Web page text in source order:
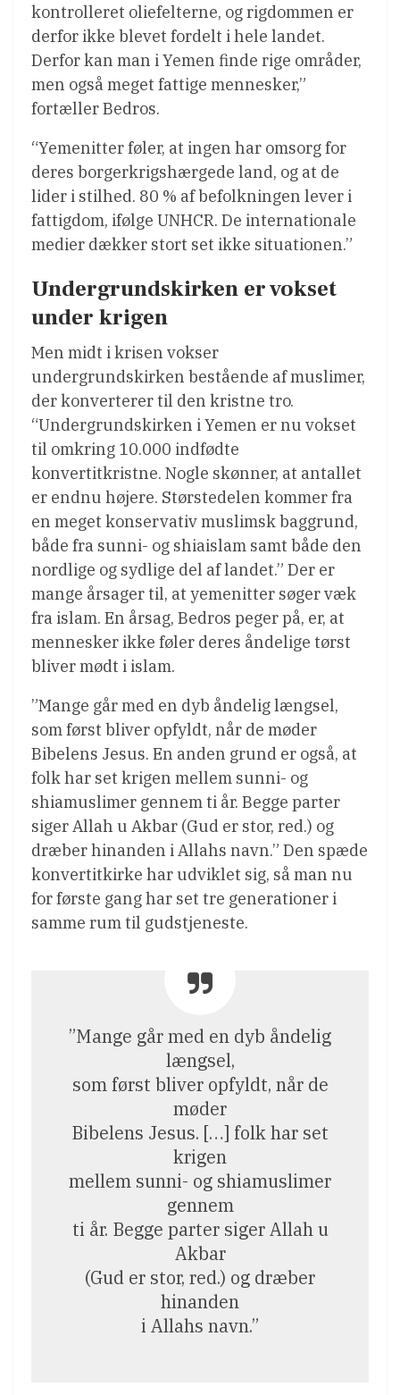
kontrolleret oliefelterne, og rigdommen er
derfor ikke blevet fordelt i hele landet.
Derfor kan man i Yemen finde rige områder,
men også meget fattige mennesker,”
fortæller Bedros.
“Yemenitter føler, at ingen har omsorg for
deres borgerkrigshærgede land, og at de
lider i stilhed. 80 % af befolkningen lever i
fattigdom, ifølge UNHCR. De internationale
medier dækker stort set ikke situationen.”
Undergrundskirken er vokset
under krigen
Men midt i krisen vokser
undergrundskirken bestående af muslimer,
der konverterer til den kristne tro.
“Undergrundskirken i Yemen er nu vokset
til omkring 10.000 indfødte
konvertitkristne. Nogle skønner, at antallet
er endnu højere. Størstedelen kommer fra
en meget konservativ muslimsk baggrund,
både fra sunni- og shiaislam samt både den
nordlige og sydlige del af landet.” Der er
mange årsager til, at yemenitter søger væk
fra islam. En årsag, Bedros peger på, er, at
mennesker ikke føler deres åndelige tørst
bliver mødt i islam.
”Mange går med en dyb åndelig længsel,
som først bliver opfyldt, når de møder
Bibelens Jesus. En anden grund er også, at
folk har set krigen mellem sunni- og
shiamuslimer gennem ti år. Begge parter
siger Allah u Akbar (Gud er stor, red.) og
dræber hinanden i Allahs navn.” Den spæde
konvertitkirke har udviklet sig, så man nu
for første gang har set tre generationer i
samme rum til gudstjeneste.
”Mange går med en dyb åndelig
længsel,
som først bliver opfyldt, når de
møder
Bibelens Jesus. […] folk har set
krigen
mellem sunni- og shiamuslimer
gennem
ti år. Begge parter siger Allah u
Akbar
(Gud er stor, red.) og dræber
hinanden
i Allahs navn.”